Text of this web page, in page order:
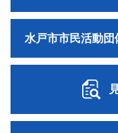
水戸市市民活動